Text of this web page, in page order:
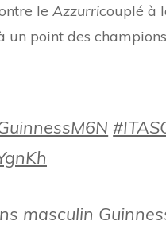
le Azzurricouplé à
un point des
masculin